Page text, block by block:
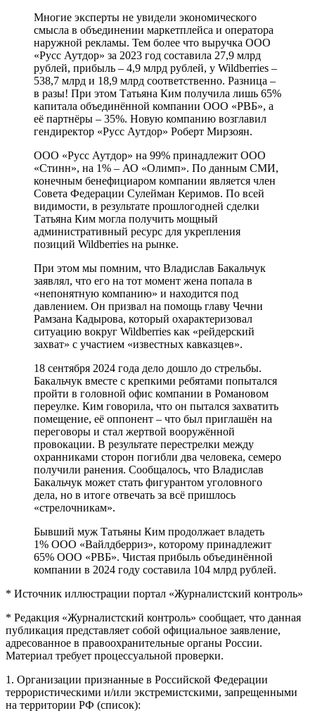
Многие эксперты не увидели экономического
смысла в объединении маркетплейса и оператора
наружной рекламы. Тем более что выручка ООО
«Русс Аутдор» за 2023 год составила 27,9 млрд
рублей, прибыль – 4,9 млрд рублей, у Wildberries –
538,7 млрд и 18,9 млрд соответственно. Разница –
в разы! При этом Татьяна Ким получила лишь 65%
капитала объединённой компании ООО «РВБ», а
её партнёры – 35%. Новую компанию возглавил
гендиректор «Русс Аутдор» Роберт Мирзоян.
ООО «Русс Аутдор» на 99% принадлежит ООО
«Стинн», на 1% – АО «Олимп». По данным СМИ,
конечным бенефициаром компании является член
Совета Федерации Сулейман Керимов. По всей
видимости, в результате прошлогодней сделки
Татьяна Ким могла получить мощный
административный ресурс для укрепления
позиций Wildberries на рынке.
При этом мы помним, что Владислав Бакальчук
заявлял, что его на тот момент жена попала в
«непонятную компанию» и находится под
давлением. Он призвал на помощь главу Чечни
Рамзана Кадырова, который охарактеризовал
ситуацию вокруг Wildberries как «рейдерский
захват» с участием «известных кавказцев».
18 сентября 2024 года дело дошло до стрельбы.
Бакальчук вместе с крепкими ребятами попытался
пройти в головной офис компании в Романовом
переулке. Ким говорила, что он пытался захватить
помещение, её оппонент – что был приглашён на
переговоры и стал жертвой вооружённой
провокации. В результате перестрелки между
охранниками сторон погибли два человека, семеро
получили ранения. Сообщалось, что Владислав
Бакальчук может стать фигурантом уголовного
дела, но в итоге отвечать за всё пришлось
«стрелочникам».
Бывший муж Татьяны Ким продолжает владеть
1% ООО «Вайлдберриз», которому принадлежит
65% ООО «РВБ». Чистая прибыль объединённой
компании в 2024 году составила 104 млрд рублей.
* Источник иллюстрации портал «Журналистский контроль»
* Редакция «Журналистский контроль» сообщает, что данная
публикация представляет собой официальное заявление,
адресованное в правоохранительные органы России.
Материал требует процессуальной проверки.
1. Организации признанные в Российской Федерации
террористическими и/или экстремистскими, запрещенными
на территории РФ (список):